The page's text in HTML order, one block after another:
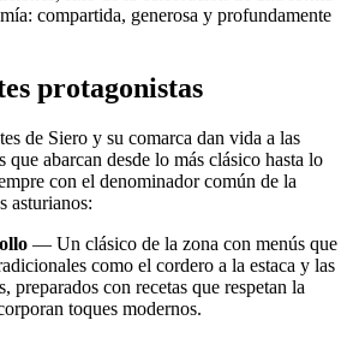
compartida, generosa y profundamente
protagonistas
de Siero y su comarca dan vida a las
que abarcan desde lo más clásico hasta lo
con el denominador común de la
asturianos:
— Un clásico de la zona con menús que
como el cordero a la estaca y las
preparados con recetas que respetan la
toques modernos.